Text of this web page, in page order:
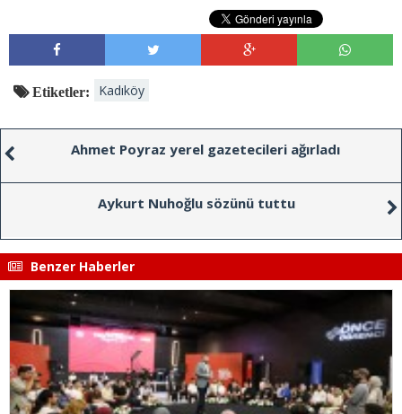
Etiketler: Kadıköy
Ahmet Poyraz yerel gazetecileri ağırladı
Aykurt Nuhoğlu sözünü tuttu
Benzer Haberler